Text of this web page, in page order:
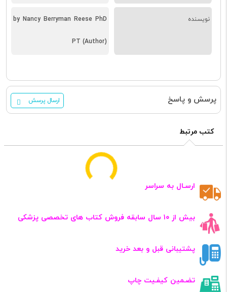
نویسنده by Nancy Berryman Reese PhD
PT (Author)
پرسش و پاسخ ارسال پرسش
کتب مرتبط
Fundamentals of
Pathology 2021
کد: 121693
Medical Terminology
مدیکال ترمینولوژی